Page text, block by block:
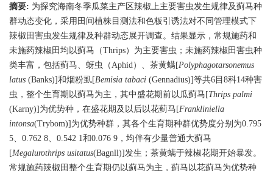
摘要: 为探究海南冬季瓜菜主产区辣椒上主要害虫发生规律及蓟马种
群动态变化，采用田间植株目测法和色板引诱法对不同管理模式下
辣椒田害虫发生规律及种群动态展开调查。结果显示，常规施药和
未施药辣椒田均以蓟马（Thrips）为主要害虫；未施药辣椒田害虫种
类丰富，包括蓟马、蚜虫（Aphid）、茶黄螨[Polyphagotarsonemus
latus (Banks)]和烟粉虱[Bemisia tabaci (Gennadius)]等共6目8科14种害
虫，整个生育期以蓟马为主，其中盛花期前以瓜蓟马[Thrips palmi
(Karny)]为优势种，在盛花期及以后以花蓟马[Frankliniella
intonsa(Trybom)]为优势种群，其各个生育期种群优势度分别为0.795
5、0.762 8、0.542 1和0.076 9，均伴有少量普通大蓟马
[Megalurothrips usitatus(Bagnll)]发生；茶黄螨于辣椒花期开始暴发。
常规施药辣椒田整个生育期仍以蓟马为主，蓟马以花蓟马为优势种